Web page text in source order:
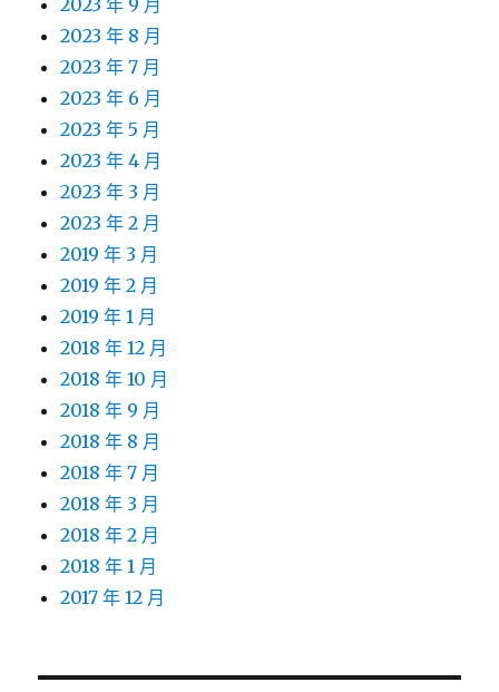
2023 年 9 月
2023 年 8 月
2023 年 7 月
2023 年 6 月
2023 年 5 月
2023 年 4 月
2023 年 3 月
2023 年 2 月
2019 年 3 月
2019 年 2 月
2019 年 1 月
2018 年 12 月
2018 年 10 月
2018 年 9 月
2018 年 8 月
2018 年 7 月
2018 年 3 月
2018 年 2 月
2018 年 1 月
2017 年 12 月